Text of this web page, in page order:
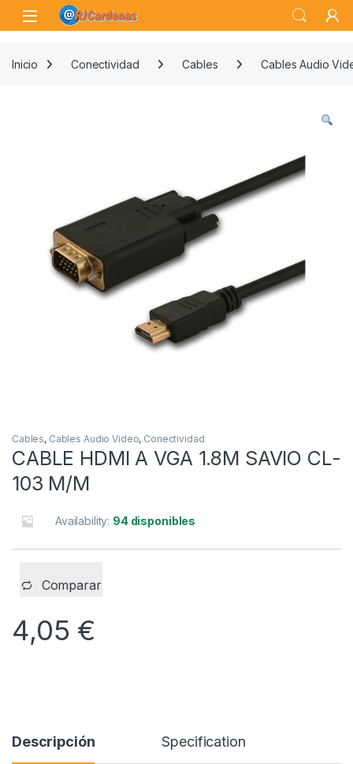
Skip to navigation
Skip to content
Open
Inicio Conectividad Cables Cables Audio
Cables, Cables Audio Video, Conectividad
CABLE HDMI A VGA 1.8M SAVIO CL-
103 M/M
Availability: 94 disponibles
Comparar
4,05 €
Descripción Specification